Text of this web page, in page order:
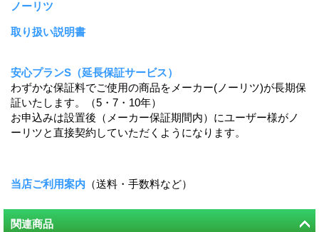
ノーリツ
取り扱い説明書
安心プランS（延長保証サービス）
わずかな保証料でご使用の商品をメーカー(ノーリツ)が長期保
証いたします。（5・7・10年）
お申込みは設置後（メーカー保証期間内）にユーザー様がノ
ーリツと直接契約していただくようになります。
当店ご利用案内 （送料・手数料など）
関連商品